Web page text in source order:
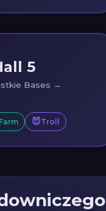
5
Bases →
Farm 😈Troll